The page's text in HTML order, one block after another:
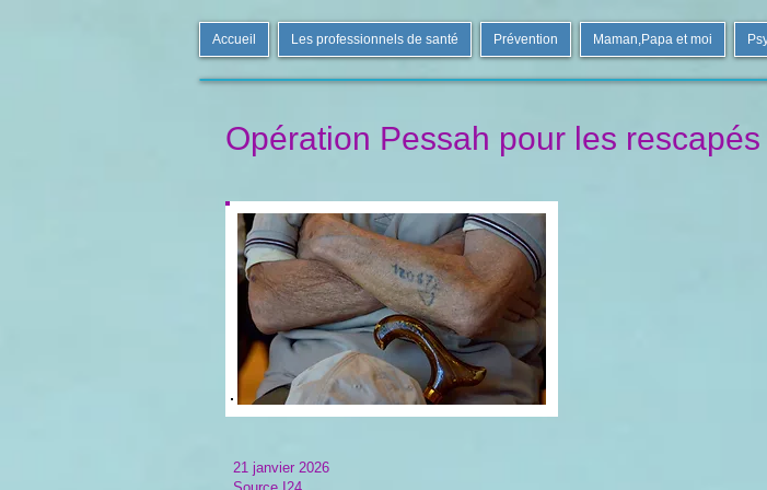
Accueil Les professionnels de santé Prévention Maman,Papa et moi
Opération Pessah pour les
21 janvier 2026